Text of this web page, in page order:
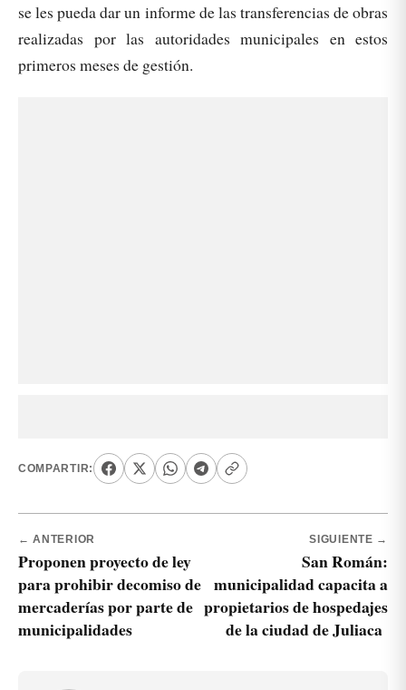
se les pueda dar un informe de las transferencias de obras
realizadas por las autoridades municipales en estos
primeros meses de gestión.
COMPARTIR:
← ANTERIOR
Proponen proyecto de ley
para prohibir decomiso de
mercaderías por parte de
municipalidades
SIGUIENTE →
San Román:
municipalidad capacita a
propietarios de hospedajes
de la ciudad de Juliaca